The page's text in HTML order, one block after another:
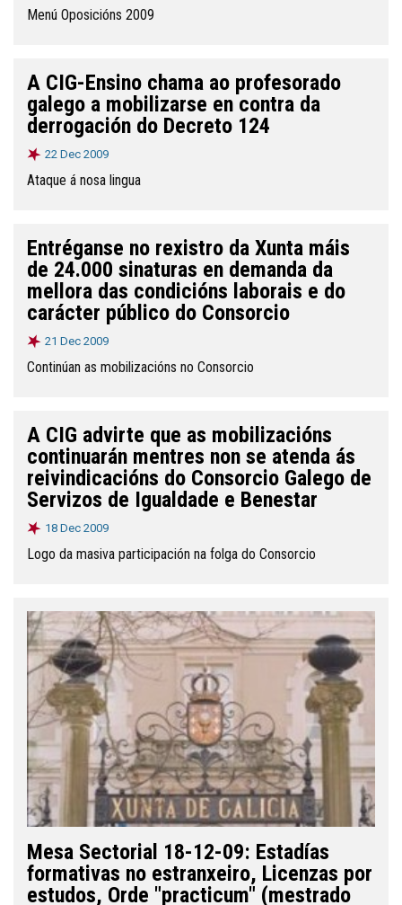
Menú Oposicións 2009
A CIG-Ensino chama ao profesorado
galego a mobilizarse en contra da
derrogación do Decreto 124
22 Dec 2009
Ataque á nosa lingua
Entréganse no rexistro da Xunta máis
de 24.000 sinaturas en demanda da
mellora das condicións laborais e do
carácter público do Consorcio
21 Dec 2009
Continúan as mobilizacións no Consorcio
A CIG advirte que as mobilizacións
continuarán mentres non se atenda ás
reivindicacións do Consorcio Galego de
Servizos de Igualdade e Benestar
18 Dec 2009
Logo da masiva participación na folga do Consorcio
Mesa Sectorial 18-12-09: Estadías
formativas no estranxeiro, Licenzas por
estudos, Orde "practicum" (mestrado